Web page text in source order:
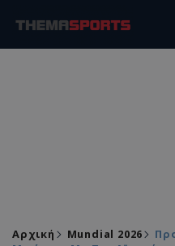
Αρχική Mundial 2026